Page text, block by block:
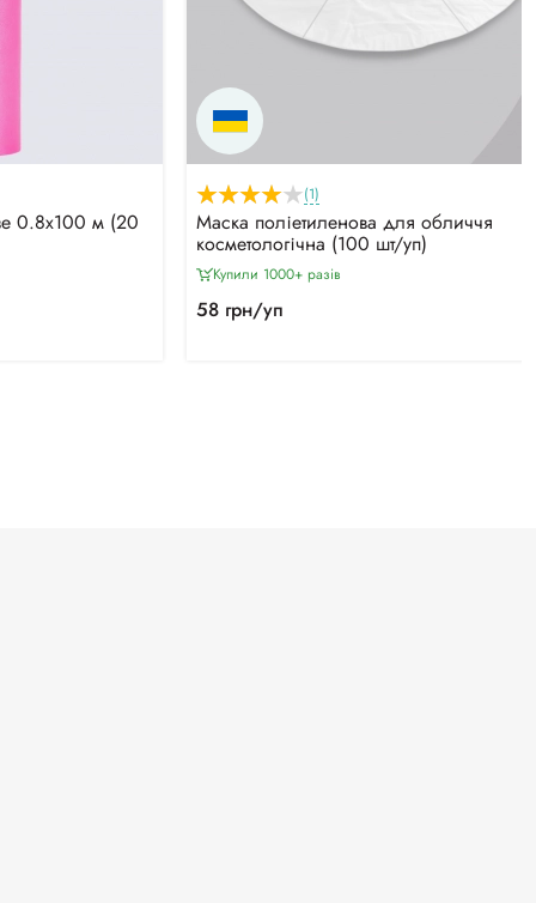
0.8х100 м (20
(1)
Маска поліетиленова для обличчя
косметологічна (100 шт/уп)
Купили 1000+ разiв
58 грн/уп